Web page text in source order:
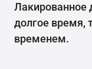
Лакированное
долгое время,
временем.